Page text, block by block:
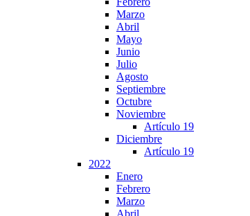
Marzo
Abril
Mayo
Junio
Julio
Agosto
Septiembre
Octubre
Noviembre
Artículo 19
Diciembre
Artículo 19
2022
Enero
Febrero
Marzo
Abril